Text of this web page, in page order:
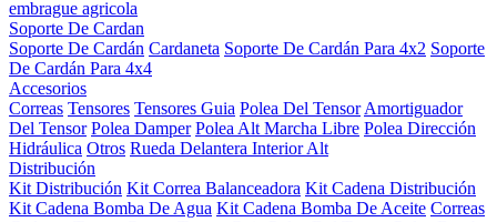
embrague agricola
Soporte De Cardan
Soporte De Cardán Cardaneta Soporte De Cardán Para 4x2 Soporte
De Cardán Para 4x4
Accesorios
Correas Tensores Tensores Guia Polea Del Tensor Amortiguador
Del Tensor Polea Damper Polea Alt Marcha Libre Polea Dirección
Hidráulica Otros Rueda Delantera Interior Alt
Distribución
Kit Distribución Kit Correa Balanceadora Kit Cadena Distribución
Kit Cadena Bomba De Agua Kit Cadena Bomba De Aceite Correas